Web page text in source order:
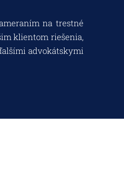
na trestné
klientom riešenia,
advokátskymi